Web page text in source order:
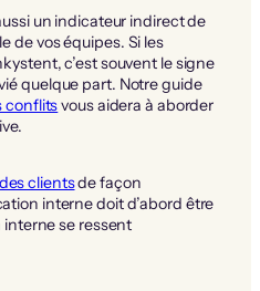
un indicateur indirect de
de vos équipes. Si les
c’est souvent le signe
quelque part. Notre guide
conflitsvous aidera à aborder
clientsde façon
interne doit d’abord être
interne se ressent